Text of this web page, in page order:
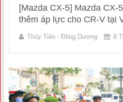
[Mazda CX-5] Mazda CX-
thêm áp lực cho CR-V tại
Thủy Tiên - Đông Dương 8